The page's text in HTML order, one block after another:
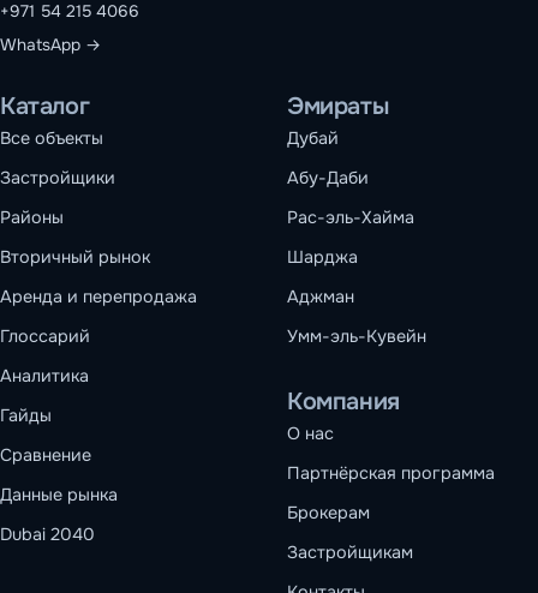
+971 54 215 4066
WhatsApp →
Каталог
Все объекты
Застройщики
Районы
Вторичный рынок
Аренда и перепродажа
Глоссарий
Аналитика
Гайды
Сравнение
Данные рынка
Dubai 2040
Эмираты
Дубай
Абу-Даби
Рас-эль-Хайма
Шарджа
Аджман
Умм-эль-Кувейн
Компания
О нас
Партнёрская программа
Брокерам
Застройщикам